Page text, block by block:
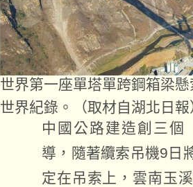
世界第一座單塔單跨鋼箱梁
世界紀錄。（取材自湖北日
中國公路建造創三個
導，隨著纜索吊機9日
定在吊索上，雲南玉